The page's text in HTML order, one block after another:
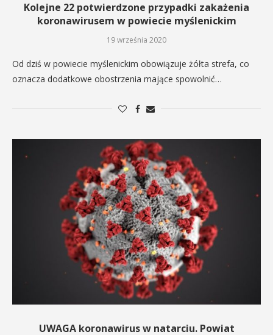
Kolejne 22 potwierdzone przypadki zakażenia
koronawirusem w powiecie myślenickim
19 września 2020
Od dziś w powiecie myślenickim obowiązuje żółta strefa, co
oznacza dodatkowe obostrzenia mające spowolnić…
UWAGA koronawirus w natarciu. Powiat